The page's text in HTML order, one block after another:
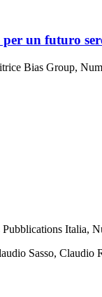
per un futuro
Bias Group,
Italia,
Sasso, Claudio